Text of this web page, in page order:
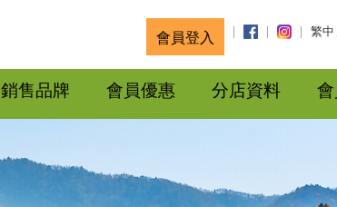
會員登入 繁中
銷售品牌 會員優惠 分店資料